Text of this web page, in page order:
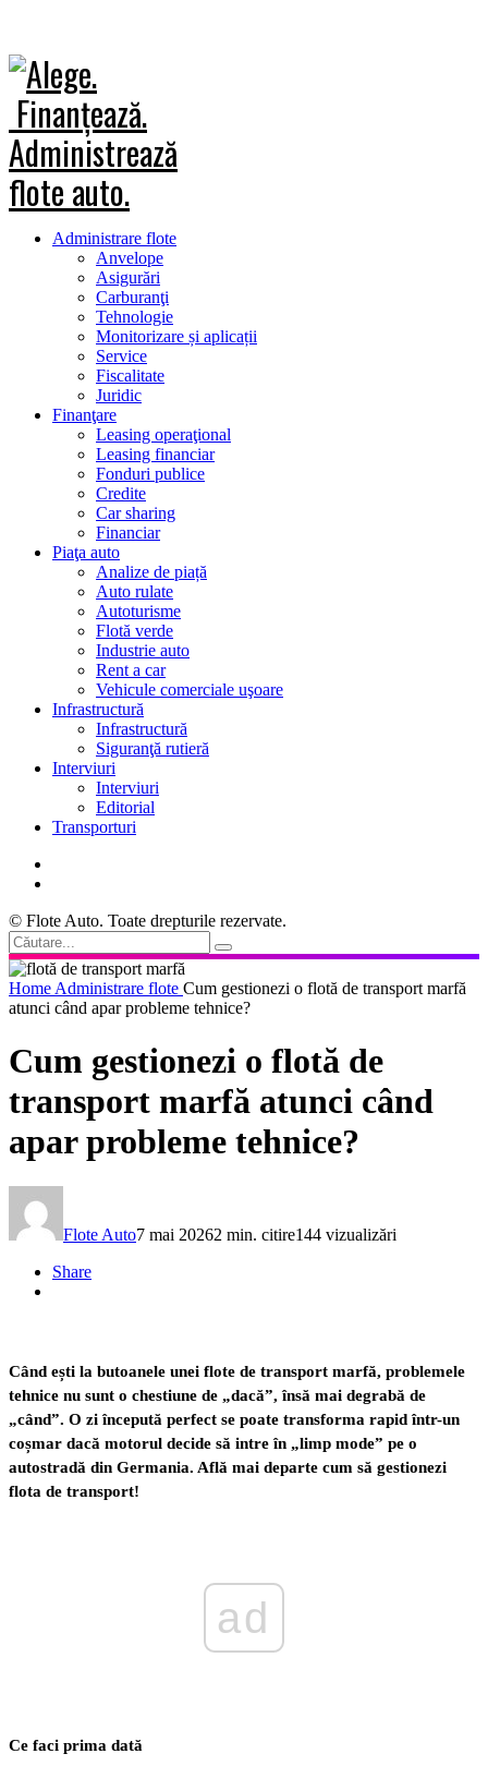
Administrare flote
Anvelope
Asigurări
Carburanţi
Tehnologie
Monitorizare și aplicații
Service
Fiscalitate
Juridic
Finanţare
Leasing operaţional
Leasing financiar
Fonduri publice
Credite
Car sharing
Financiar
Piaţa auto
Analize de piață
Auto rulate
Autoturisme
Flotă verde
Industrie auto
Rent a car
Vehicule comerciale uşoare
Infrastructură
Infrastructură
Siguranţă rutieră
Interviuri
Interviuri
Editorial
Transporturi
© Flote Auto. Toate drepturile rezervate.
Home Administrare flote Cum gestionezi o flotă de transport marfă
atunci când apar probleme tehnice?
Cum gestionezi o flotă de
transport marfă atunci când
apar probleme tehnice?
Flote Auto7 mai 20262 min. citire144 vizualizări
Share
Când ești la butoanele unei flote de transport marfă, problemele
tehnice nu sunt o chestiune de „dacă”, însă mai degrabă de
„când”. O zi începută perfect se poate transforma rapid într-un
coșmar dacă motorul decide să intre în „limp mode” pe o
autostradă din Germania. Află mai departe cum să gestionezi
flota de transport!
ad
Ce faci prima dată